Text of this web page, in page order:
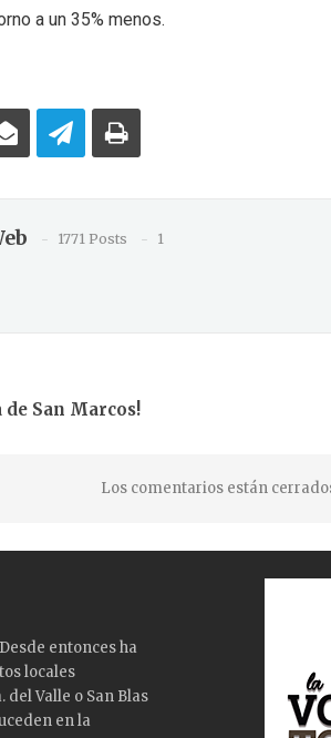
a un 35% menos.
1771 Posts
1
de San Marcos!
Los comentarios están
entonces ha
locales
del Valle o San Blas
en la